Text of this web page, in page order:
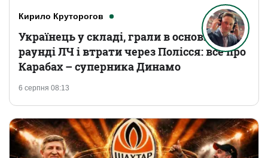
Кирило Круторогов
6 серпня 08:13
Українець у складі, грали в основному
раунді ЛЧ і втрати через Полісся: все про
Карабах – суперника Динамо